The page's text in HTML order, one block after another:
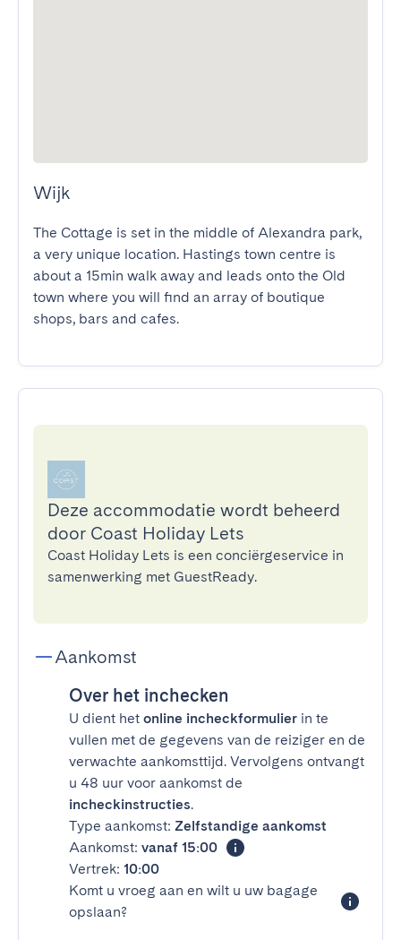
Wijk
The Cottage is set in the middle of Alexandra park,
a very unique location. Hastings town centre is
about a 15min walk away and leads onto the Old
town where you will find an array of boutique
shops, bars and cafes.
Deze accommodatie wordt beheerd
door Coast Holiday Lets
Coast Holiday Lets is een conciërgeservice in
samenwerking met GuestReady.
Aankomst
Over het inchecken
U dient het online incheckformulier in te
vullen met de gegevens van de reiziger en de
verwachte aankomsttijd. Vervolgens ontvangt
u 48 uur voor aankomst de
incheckinstructies.
Type aankomst: Zelfstandige aankomst
Aankomst: vanaf 15:00
Vertrek: 10:00
Komt u vroeg aan en wilt u uw bagage
opslaan?